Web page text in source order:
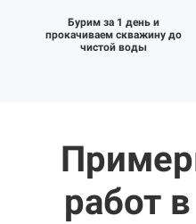
Бурим за 1 день и
прокачиваем скважину до
чистой воды
работ